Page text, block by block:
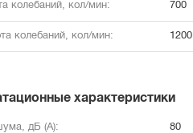
колебаний, кол/мин: 700
колебаний, кол/мин: 1200
характеристики
дБ (А): 80